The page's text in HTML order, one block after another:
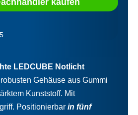
LEDCUBE Notlicht
Gehäuse aus Gummi
Kunststoff. Mit
Positionierbar in fünf